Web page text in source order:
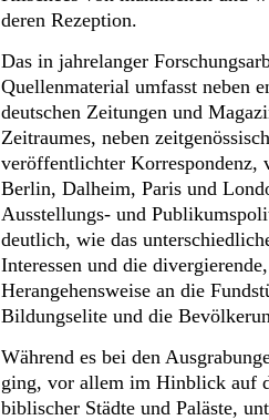
deren Rezeption.
Das in jahrelanger
Quellenmaterial umfasst neben
deutschen Zeitungen und
Zeitraumes, neben
veröffentlichter
Berlin, Dalheim, Paris und
Ausstellungs- und
deutlich, wie das
Interessen und die
Herangehensweise an die
Bildungselite und die
Während es bei den
ging, vor allem im Hinblick auf
biblischer Städte und Paläste,